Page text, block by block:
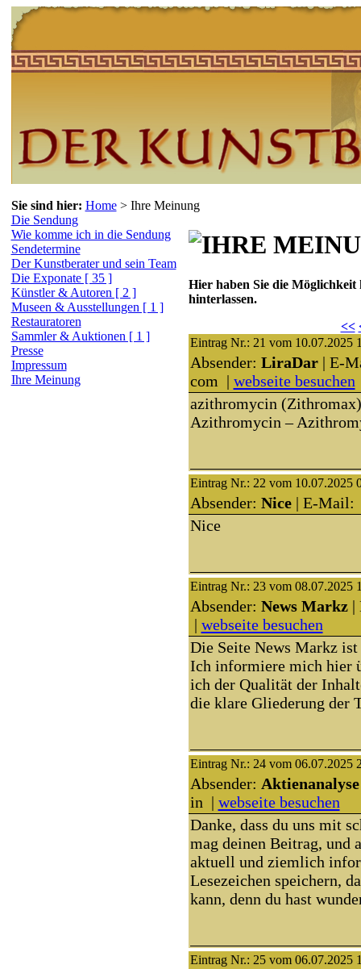
Sie sind hier: Home >Ihre Meinung
Die Sendung
Wie komme ich in die Sendung
Sendetermine
Der Kunstberater und sein Team
Die Exponate [ 35 ]
Künstler & Autoren [ 2 ]
Museen & Ausstellungen [ 1 ]
Restauratoren
Sammler & Auktionen [ 1 ]
Presse
Impressum
Ihre Meinung
Hier haben Sie die
hinterlassen.
<<
Eintrag Nr.: 21 vom 10.07.2025
Absender: LiraDar| E-
com | webseite besuchen
azithromycin
Azithromycin –
Eintrag Nr.: 22 vom 10.07.2025
Absender: Nice| E-Mail:
Nice
Eintrag Nr.: 23 vom 08.07.2025
Absender: News Markz|
| webseite besuchen
Die Seite News Markz
Ich informiere mich hier
ich der Qualität der
die klare Gliederung der
Eintrag Nr.: 24 vom 06.07.2025
Absender: Aktienanalyse
in | webseite besuchen
Danke, dass du uns mit
mag deinen Beitrag, und
aktuell und ziemlich
Lesezeichen speichern,
kann, denn du hast
Eintrag Nr.: 25 vom 06.07.2025